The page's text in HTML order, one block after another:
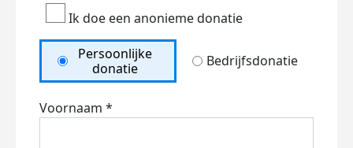
Ik doe een anonieme donatie
Persoonlijke
donatie
Bedrijfsdonatie
Voornaam *